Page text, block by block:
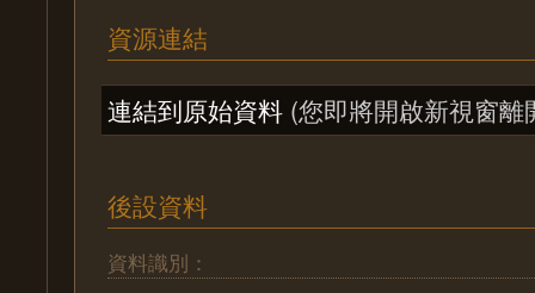
資源連結
連結到原始資料 (您即將開啟新視窗離
後設資料
資料識別：